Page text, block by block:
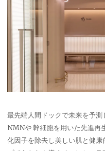
最先端人間ドックで未来を予
NMNや 幹細胞を用いた先進再
化因子を除去し美しい肌と健